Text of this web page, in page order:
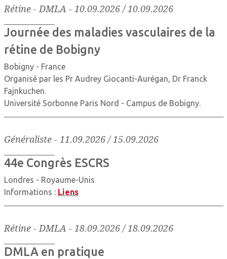
Rétine - DMLA - 10.09.2026 / 10.09.2026
Journée des maladies vasculaires de la
rétine de Bobigny
Bobigny - France
Organisé par les Pr Audrey Giocanti-Aurégan, Dr Franck
Fajnkuchen.
Université Sorbonne Paris Nord - Campus de Bobigny.
Généraliste- 11.09.2026 / 15.09.2026
44e Congrès ESCRS
Londres - Royaume-Unis
Informations : Liens
Rétine - DMLA - 18.09.2026 / 18.09.2026
DMLA en pratique